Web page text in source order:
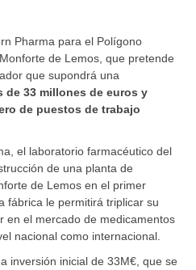
Pharma para el Polígono
de Lemos, que pretende
que supondrá una
de 33 millones de euros y
de puestos de trabajo
el laboratorio farmacéutico del
de una planta de
de Lemos en el primer
fábrica le permitirá triplicar su
en el mercado de medicamentos
nacional como internacional.
inversión inicial de 33M€, que se